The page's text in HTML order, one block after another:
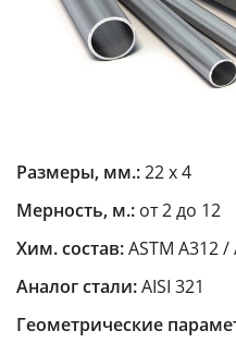
Размеры, мм.:22 х 4
Мерность, м.: от 2 до 12
Хим. состав:ASTM A312 /
Аналог стали:AISI 321
Геометрические